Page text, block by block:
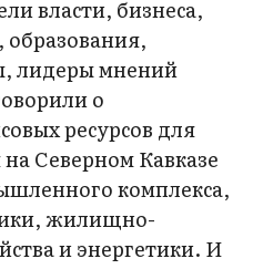
власти, бизнеса,
образования,
лидеры мнений
о
ресурсов для
Северном Кавказе
комплекса,
жилищно-
и энергетики. И